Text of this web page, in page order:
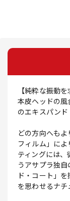
【純粋な振動
本皮ヘッドの風
のエキスパンド
どの方向へも
フィルム」に
ティングには
うアサプラ独
ド・コート」
を思わせるナチ